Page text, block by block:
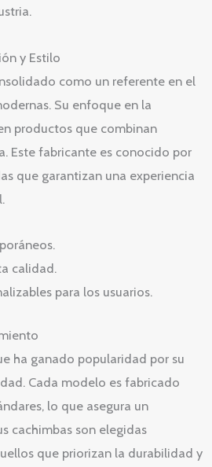
y Estilo
como un referente en el
Su enfoque en la
productos que combinan
Este fabricante es conocido por
que garantizan una experiencia
calidad.
para los usuarios.
ha ganado popularidad por su
Cada modelo es fabricado
lo que asegura un
cachimbas son elegidas
que priorizan la durabilidad y